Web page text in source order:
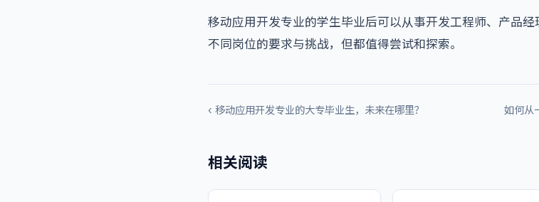
移动应用开发专业的学生毕业后可以从事开发工程师、产品
不同岗位的要求与挑战，但都值得尝试和探索。
‹ 移动应用开发专业的大专毕业生，未来在哪里？ 如何从
相关阅读